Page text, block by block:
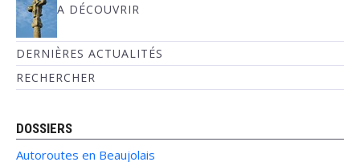
A DÉCOUVRIR
DERNIÈRES ACTUALITÉS
RECHERCHER
DOSSIERS
Autoroutes en Beaujolais